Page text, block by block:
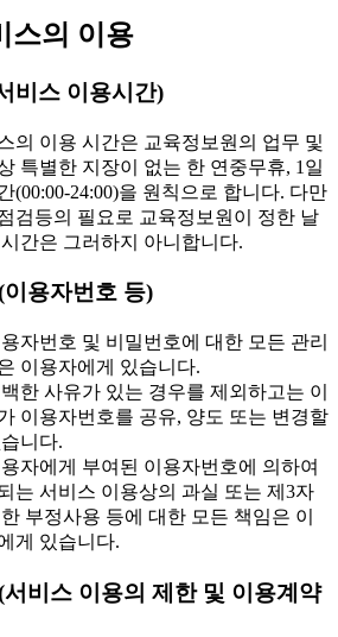
스의 이용
비스 이용시간)
의 이용 시간은 교육정보원의 업무 및
특별한 지장이 없는 한 연중무휴, 1일
(00:00-24:00)을 원칙으로 합니다. 다만
검등의 필요로 교육정보원이 정한 날
간은 그러하지 아니합니다.
용자번호 등)
자번호 및 비밀번호에 대한 모든 관리
이용자에게 있습니다.
한 사유가 있는 경우를 제외하고는 이
이용자번호를 공유, 양도 또는 변경할
니다.
자에게 부여된 이용자번호에 의하여
는 서비스 이용상의 과실 또는 제3자
부정사용 등에 대한 모든 책임은 이
게 있습니다.
서비스 이용의 제한 및 이용계약